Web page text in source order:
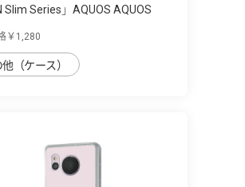
Slim Series」AQUOS AQUOS
￥1,280
（ケース）